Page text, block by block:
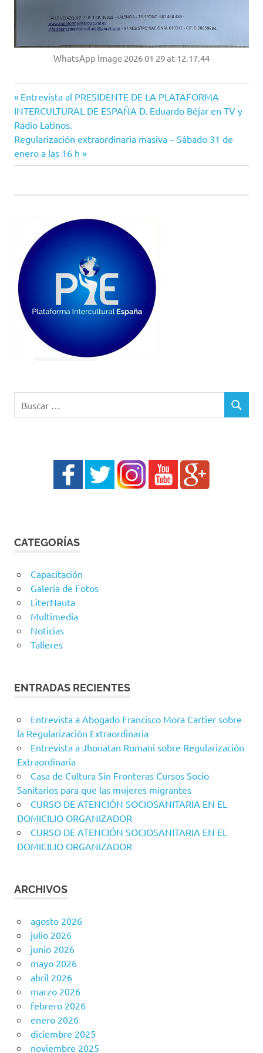
WhatsApp Image 2026 01 29 at 12.17.44
Navegación
de
entradas
Entrada
anterior:
Entrevista al PRESIDENTE DE LA PLATAFORMA
INTERCULTURAL DE ESPAÑA D. Eduardo Béjar en TV y
Radio Latinos.
Siguiente
entrada:
Regularización extraordinaria masiva – Sábado 31 de
enero a las 16 h
BUSCAR
CATEGORÍAS
Capacitación
Galeria de Fotos
LiterNauta
Multimedia
Noticias
Talleres
ENTRADAS RECIENTES
Entrevista a Abogado Francisco Mora Cartier sobre
la Regularización Extraordinaria
Entrevista a Jhonatan Romani sobre Regularización
Extraordinaria
Casa de Cultura Sin Fronteras Cursos Socio
Sanitarios para que las mujeres migrantes
CURSO DE ATENCIÓN SOCIOSANITARIA EN EL
DOMICILIO ORGANIZADOR
CURSO DE ATENCIÓN SOCIOSANITARIA EN EL
DOMICILIO ORGANIZADOR
ARCHIVOS
agosto 2026
julio 2026
junio 2026
mayo 2026
abril 2026
marzo 2026
febrero 2026
enero 2026
diciembre 2025
noviembre 2025